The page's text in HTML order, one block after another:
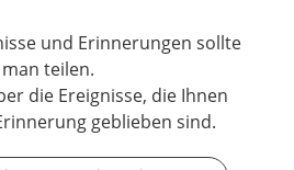
und Erinnerungen sollte
man teilen.
die Ereignisse, die Ihnen
geblieben sind.